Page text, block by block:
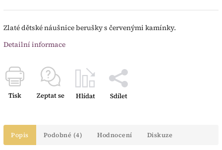
Zlaté dětské náušnice berušky s červenými kamínky.
Detailní informace
Tisk Zeptat se Hlídat Sdílet
Popis Podobné (4) Hodnocení Diskuze